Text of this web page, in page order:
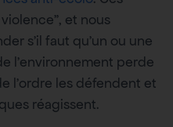
et nous
s’il faut qu’un ou une
l’environnement perde
l’ordre les défendent et
réagissent.